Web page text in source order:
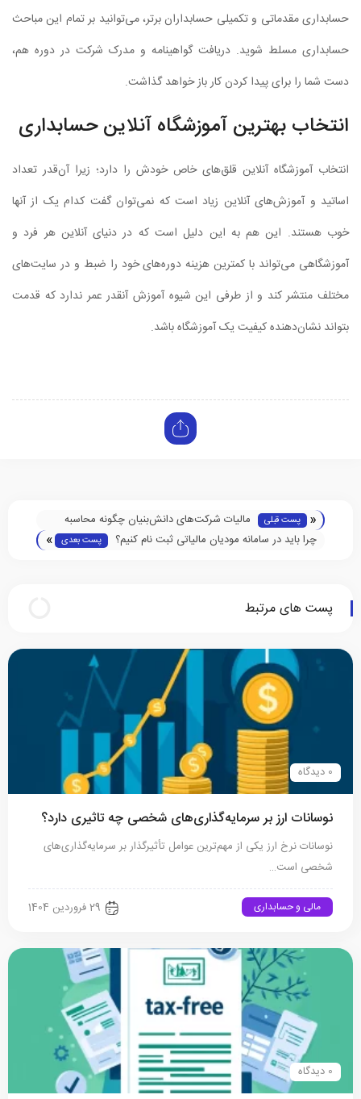
حسابداری مقدماتی و تکمیلی حسابداران برتر، می‌توانید بر تمام این مباحث
حسابداری مسلط شوید. دریافت گواهینامه و مدرک شرکت در دوره هم،
دست شما را برای پیدا کردن کار باز خواهد گذاشت.
انتخاب بهترین آموزشگاه آنلاین حسابداری
انتخاب آموزشگاه آنلاین قلق‌های خاص خودش را دارد؛ زیرا آن‌قدر تعداد
اساتید و آموزش‌های آنلاین زیاد است که نمی‌توان گفت کدام یک از آنها
خوب هستند. این هم به این دلیل است که در دنیای آنلاین هر فرد و
آموزشگاهی می‌تواند با کمترین هزینه دوره‌های خود را ضبط و در سایت‌های
مختلف منتشر کند و از طرفی این شیوه آموزش آنقدر عمر ندارد که قدمت
بتواند نشان‌دهنده کیفیت یک آموزشگاه باشد.
« پست قبلی
مالیات شرکت‌های دانش‌بنیان چگونه محاسبه
می‌شود؟
چرا باید در سامانه مودیان مالیاتی ثبت نام کنیم؟ پست بعدی »
پست های مرتبط
0 دیدگاه
نوسانات ارز بر سرمایه‌گذاری‌های شخصی چه تاثیری دارد؟
نوسانات نرخ ارز یکی از مهم‌ترین عوامل تأثیرگذار بر سرمایه‌گذاری‌های
شخصی است…
مالی و حسابداری 29 فروردین 1404
0 دیدگاه